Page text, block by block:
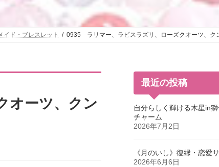
イド・ブレスレット 0935 ラリマー、ラピスラズリ、ローズクオーツ、ク
オーツ、クン
最近の投稿
自分らしく輝ける木星in
チャーム
2026年7月2日
《月のいし》復縁・恋愛
2026年6月6日